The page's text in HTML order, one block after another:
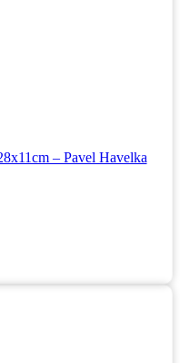
– Pavel Havelka